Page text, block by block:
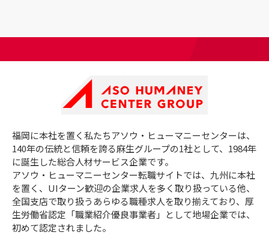
福岡に本社を置く私たちアソウ・ヒューマニーセンターは、
140年の伝統と信頼を誇る麻生グループの1社として、1984年
に誕生した総合人材サービス企業です。
アソウ・ヒューマニーセンター転職サイトでは、九州に本社
を置く、UIターン歓迎の企業求人を多く取り扱っている他、
全国支店で取り扱うあらゆる職種求人を取り揃えており、厚
生労働省認定「職業紹介優良事業者」として地場企業では、
初めて認定されました。